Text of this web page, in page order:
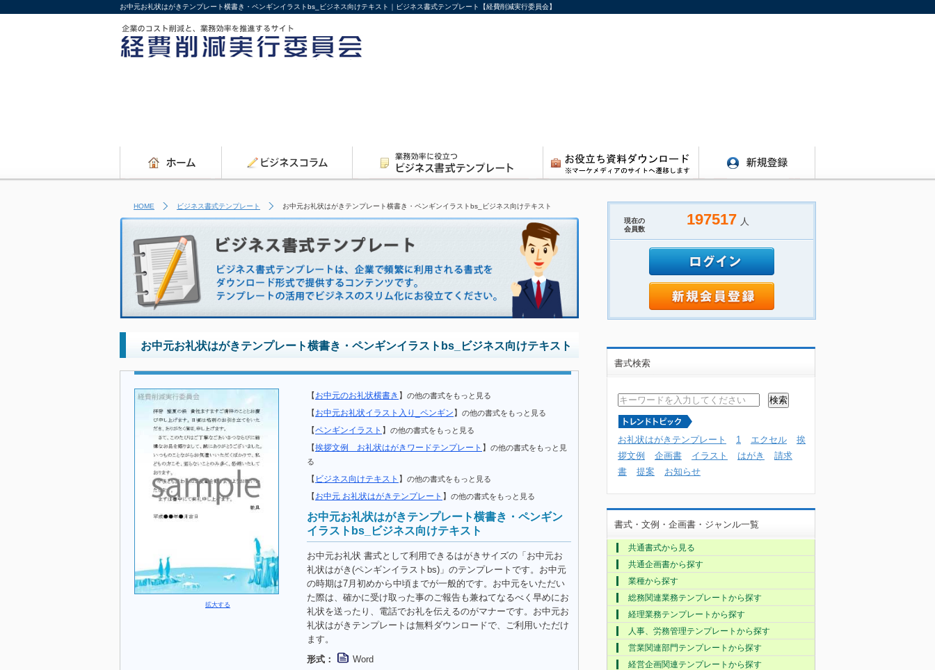
お中元お礼状はがきテンプレート横書き・ペンギンイラストbs_ビジネス向けテキスト｜ビジネス書式テンプレート【経費削減実行委員会】
HOME ビジネス書式テンプレート お中元お礼状はがきテンプレート横書き・ペンギンイラストbs_ビジネス向けテキスト
お中元お礼状はがきテンプレート横書き・ペンギンイラストbs_ビジネス向けテキスト
拡大する
【お中元のお礼状横書き 】 の他の書式をもっと見る
【お中元お礼状イラスト入り_ペンギン】 の他の書式をもっと見る
【ペンギンイラスト 】 の他の書式をもっと見る
【挨拶文例 お礼状はがきワードテンプレート 】 の他の書式をもっと見
る
【 ビジネス向けテキスト 】 の他の書式をもっと見る
【お中元 お礼状はがきテンプレート 】 の他の書式をもっと見る
お中元お礼状はがきテンプレート横書き・ペンギン
イラストbs_ビジネス向けテキスト
お中元お礼状 書式として利用できるはがきサイズの「お中元お
礼状はがき(ペンギンイラストbs)」のテンプレートです。お中元
の時期は7月初めから中頃までが一般的です。お中元をいただい
た際は、確かに受け取った事のご報告も兼ねてなるべく早めにお
礼状を送ったり、電話でお礼を伝えるのがマナーです。お中元お
礼状はがきテンプレートは無料ダウンロードで、ご利用いただけ
ます。
形式：
Word
現在の
会員数
197517 人
書式検索
お礼状はがきテンプレート 1 エクセル
挨
拶文例
企画書 イラスト はがき
請求
書
提案 お知らせ
書式・文例・企画書・ジャンル一覧
共通書式から見る
共通企画書から探す
業種から探す
総務関連業務テンプレートから探す
経理業務テンプレートから探す
人事、労務管理テンプレートから探す
営業関連部門テンプレートから探す
経営企画関連テンプレートから探す